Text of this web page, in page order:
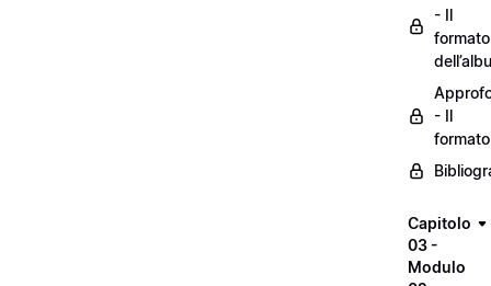
- Il
formato
- Il
formato
Capitolo
03 -
Modulo